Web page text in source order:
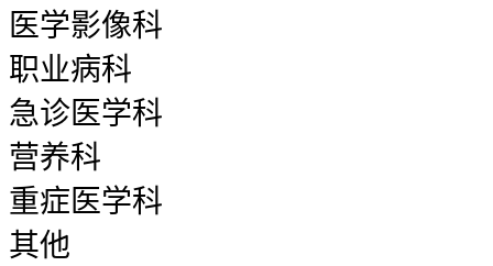
医学影像科
职业病科
急诊医学科
营养科
重症医学科
其他